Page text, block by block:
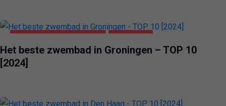
Het beste zwembad in Groningen – TOP 10
[2024]